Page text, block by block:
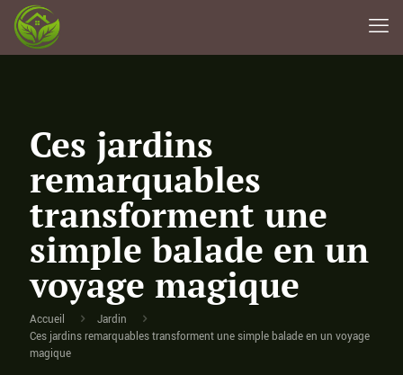
Ces jardins
remarquables
transforment une
simple balade en un
voyage magique
Accueil
Jardin
Ces jardins remarquables transforment une simple balade en un voyage
magique